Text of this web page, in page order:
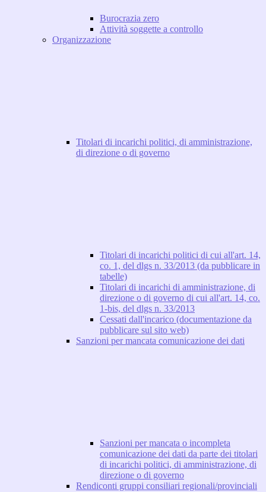
Burocrazia zero
Attività soggette a controllo
Organizzazione
Titolari di incarichi politici, di amministrazione,
di direzione o di governo
Titolari di incarichi politici di cui all'art. 14,
co. 1, del dlgs n. 33/2013 (da pubblicare in
tabelle)
Titolari di incarichi di amministrazione, di
direzione o di governo di cui all'art. 14, co.
1-bis, del dlgs n. 33/2013
Cessati dall'incarico (documentazione da
pubblicare sul sito web)
Sanzioni per mancata comunicazione dei dati
Sanzioni per mancata o incompleta
comunicazione dei dati da parte dei titolari
di incarichi politici, di amministrazione, di
direzione o di governo
Rendiconti gruppi consiliari regionali/provinciali